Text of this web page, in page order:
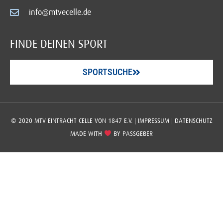
info@mtvecelle.de
FINDE DEINEN SPORT
SPORTSUCHE
© 2020 MTV EINTRACHT CELLE VON 1847 E.V. | IMPRESSUM| DATENSCHUTZ
MADE WITH
BY PASSGEBER